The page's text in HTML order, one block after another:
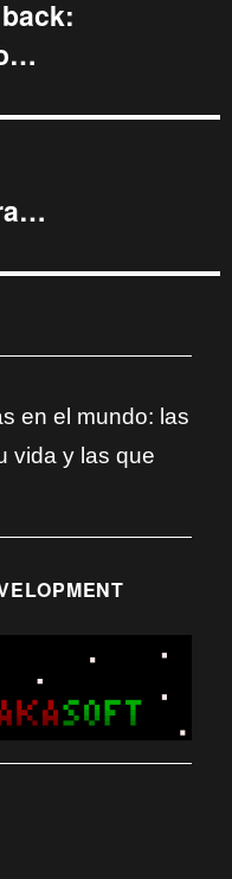
en el mundo: las
vida y las que